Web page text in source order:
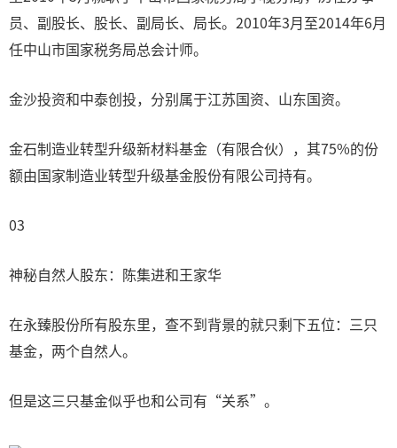
员、副股长、股长、副局长、局长。2010年3月至2014年6月
任中山市国家税务局总会计师。
金沙投资和中泰创投，分别属于江苏国资、山东国资。
金石制造业转型升级新材料基金（有限合伙），其75%的份
额由国家制造业转型升级基金股份有限公司持有。
03
神秘自然人股东：陈集进和王家华
在永臻股份所有股东里，查不到背景的就只剩下五位：三只
基金，两个自然人。
但是这三只基金似乎也和公司有“关系”。